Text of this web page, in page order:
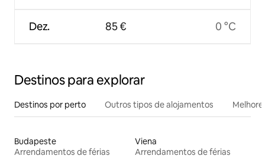
Dez. 85 € 0 °C
Destinos para explorar
Destinos por perto Outros tipos de alojamentos
Budapeste
Arrendamentos de férias
Viena
Arrendamentos de férias